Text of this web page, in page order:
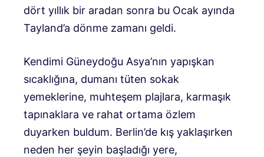
dört yıllık bir aradan sonra bu Ocak ayında
Tayland’a dönme zamanı geldi.
Kendimi Güneydoğu Asya’nın yapışkan
sıcaklığına, dumanı tüten sokak
yemeklerine, muhteşem plajlara, karmaşık
tapınaklara ve rahat ortama özlem
duyarken buldum. Berlin’de kış yaklaşırken
neden her şeyin başladığı yere,